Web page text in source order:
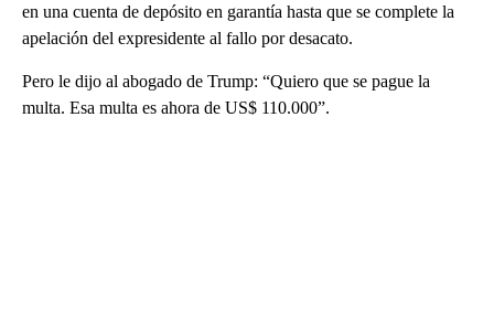
en una cuenta de depósito en garantía hasta que se complete la
apelación del expresidente al fallo por desacato.
Pero le dijo al abogado de Trump: “Quiero que se pague la
multa. Esa multa es ahora de US$ 110.000”.